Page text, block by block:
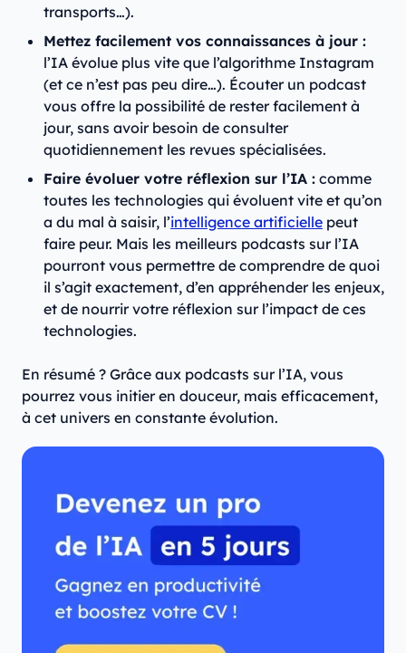
transports…).
Mettez facilement vos connaissances à jour :
l’IA évolue plus vite que l’algorithme Instagram
(et ce n’est pas peu dire…). Écouter un podcast
vous offre la possibilité de rester facilement à
jour, sans avoir besoin de consulter
quotidiennement les revues spécialisées.
Faire évoluer votre réflexion sur l’IA : comme
toutes les technologies qui évoluent vite et qu’on
a du mal à saisir, l’intelligence artificielle peut
faire peur. Mais les meilleurs podcasts sur l’IA
pourront vous permettre de comprendre de quoi
il s’agit exactement, d’en appréhender les enjeux,
et de nourrir votre réflexion sur l’impact de ces
technologies.
En résumé ? Grâce aux podcasts sur l’IA, vous
pourrez vous initier en douceur, mais efficacement,
à cet univers en constante évolution.